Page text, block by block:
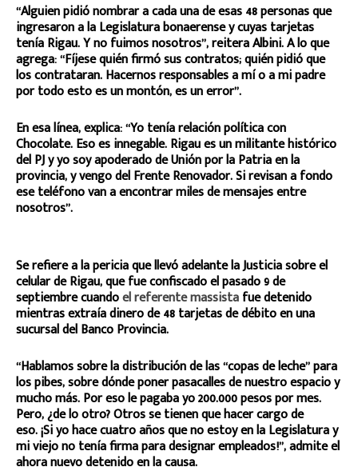
“Alguien pidió nombrar a cada una de esas 48 personas que
ingresaron a la Legislatura bonaerense y cuyas tarjetas
tenía Rigau. Y no fuimos nosotros”, reitera Albini. A lo que
agrega: “Fíjese quién firmó sus contratos; quién pidió que
los contrataran. Hacernos responsables a mí o a mi padre
por todo esto es un montón, es un error”.
En esa línea, explica: “Yo tenía relación política con
Chocolate. Eso es innegable. Rigau es un militante histórico
del PJ y yo soy apoderado de Unión por la Patria en la
provincia, y vengo del Frente Renovador. Si revisan a fondo
ese teléfono van a encontrar miles de mensajes entre
nosotros”.
Se refiere a la pericia que llevó adelante la Justicia sobre el
celular de Rigau, que fue confiscado el pasado 9 de
septiembre cuandoel referente massistafue detenido
mientras extraía dinero de 48 tarjetas de débito en una
sucursal del Banco Provincia.
“Hablamos sobre la distribución de las “copas de leche” para
los pibes, sobre dónde poner pasacalles de nuestro espacio y
mucho más. Por eso le pagaba yo 200.000 pesos por mes.
Pero, ¿de lo otro? Otros se tienen que hacer cargo de
eso. ¡Si yo hace cuatro años que no estoy en la Legislatura y
mi viejo no tenía firma para designar empleados!”, admite el
ahora nuevo detenido en la causa.